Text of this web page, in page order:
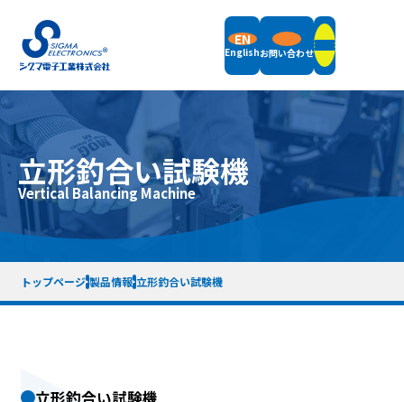
EN
Englishお問い合わせ
製品情報
フィールドバランサ
立形釣合い試験機
横形釣合い試験機
振動計測機器
梱包重量・サイズ一覧表
計測機器レンタル
サポート
サポート情報トップ
リモートデモについて
サポート終了機種一覧
企業概要
徹底解析 シグマ電子工業の仕組み
立形釣合い試験機
Vertical Balancing Machine
トップページ 製品情報 立形釣合い試験機
立形釣合い試験機